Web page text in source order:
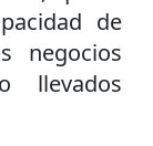
de
negocios
llevados